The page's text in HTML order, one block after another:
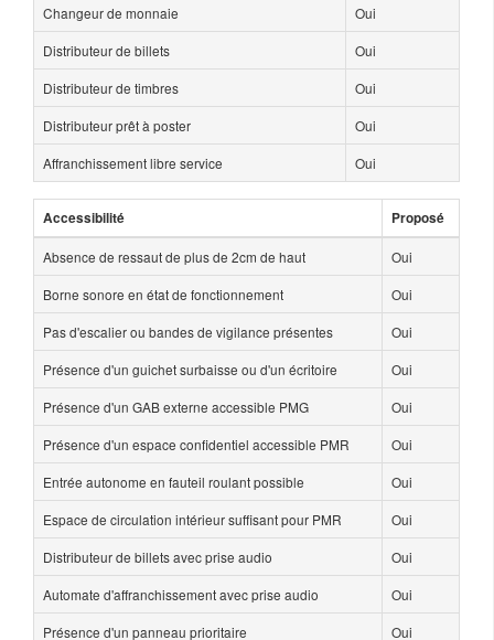
Changeur de monnaie
Oui
Distributeur de billets
Oui
Distributeur de timbres
Oui
Distributeur prêt à poster
Oui
Affranchissement libre service
Oui
Accessibilité Proposé
Absence de ressaut de plus de 2cm de haut
Oui
Borne sonore en état de fonctionnement
Oui
Pas d'escalier ou bandes de vigilance présentes
Oui
Présence d'un guichet surbaisse ou d'un écritoire
Oui
Présence d'un GAB externe accessible PMG
Oui
Présence d'un espace confidentiel accessible PMR
Oui
Entrée autonome en fauteil roulant possible
Oui
Espace de circulation intérieur suffisant pour PMR
Oui
Distributeur de billets avec prise audio
Oui
Automate d'affranchissement avec prise audio
Oui
Présence d'un panneau prioritaire
Oui